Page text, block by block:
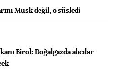
Musk değil, o süsledi
Birol: Doğalgazda alıcılar